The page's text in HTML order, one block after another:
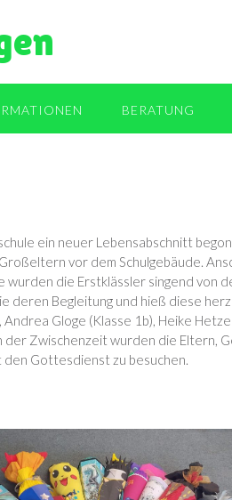
BERATUNG
ein neuer Lebensabschnitt
vor dem Schulgebäude.
die Erstklässler singend von
Begleitung und hieß diese
Gloge (Klasse 1b), Heike
Zwischenzeit wurden die Eltern,
Gottesdienst zu besuchen.